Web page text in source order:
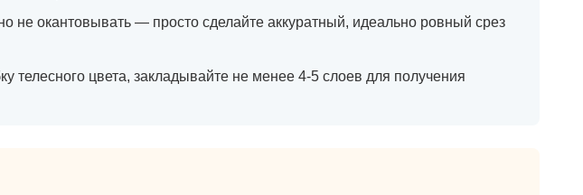
не окантовывать — просто сделайте аккуратный, идеально ровный срез
цвета, закладывайте не менее 4-5 слоев для получения